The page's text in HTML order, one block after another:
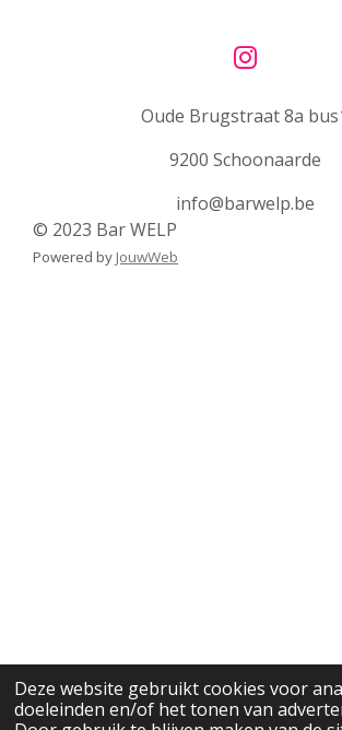
Deze website gebruikt cookies voor
doeleinden en/of het tonen van
I
s
a
g
Oude Brugstraat 8a
9200 Schoonaarde
info@barwelp.be
© 2023 Bar WELP
Powered by JouwWeb